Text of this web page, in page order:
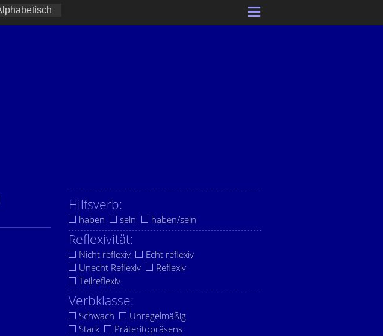
Hilfsverb:
haben sein haben/sein
Reflexivität:
Nicht reflexiv
Echt reflexiv
Unecht Reflexiv
Reflexiv
Teilreflexiv
Verbklasse:
Schwach
Unregelmäßig
Stark
Präteritopräsens